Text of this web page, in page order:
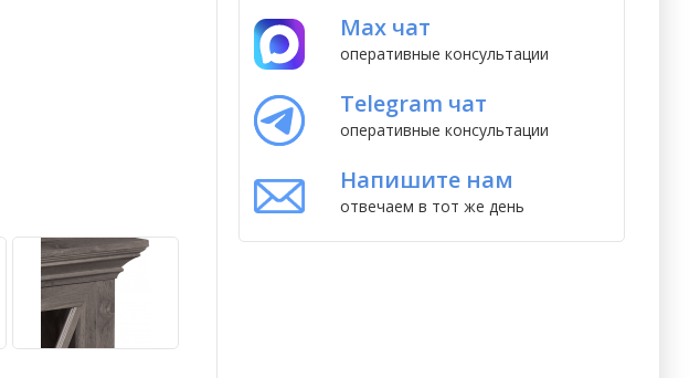
Max чат
оперативные консультации
Telegram чат
оперативные консультации
Напишите нам
отвечаем в тот же день